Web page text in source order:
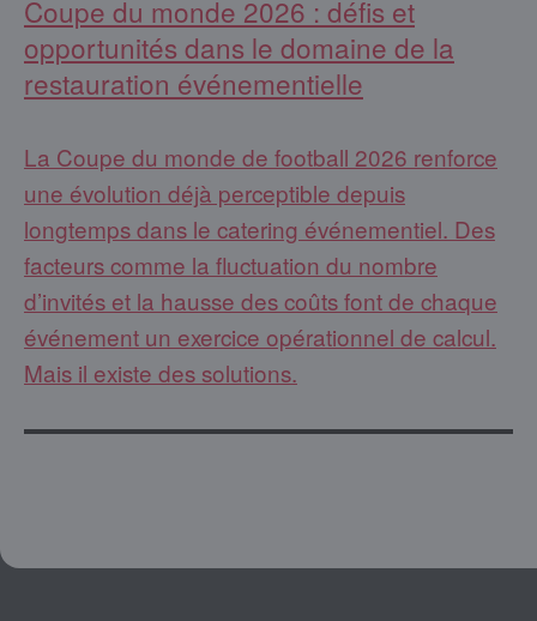
Coupe du monde 2026 : défis et
opportunités dans le domaine de la
restauration événementielle
La Coupe du monde de football 2026 renforce
une évolution déjà perceptible depuis
longtemps dans le catering événementiel. Des
facteurs comme la fluctuation du nombre
d’invités et la hausse des coûts font de chaque
événement un exercice opérationnel de calcul.
Mais il existe des solutions.